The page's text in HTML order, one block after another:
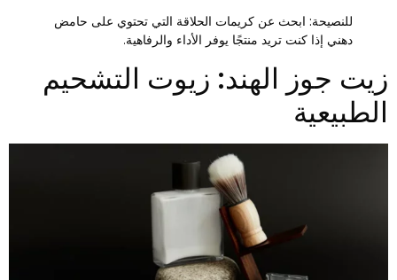
للنصيحة:ابحث عن كريمات الحلاقة التي تحتوي على حامض
دهني إذا كنت تريد منتجًا يوفر الأداء والرفاهية.
جوز الهند: زيوت التشحيم